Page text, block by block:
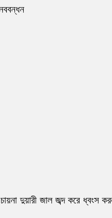
দুয়ারী জাল জব্দ করে ধ্বংস